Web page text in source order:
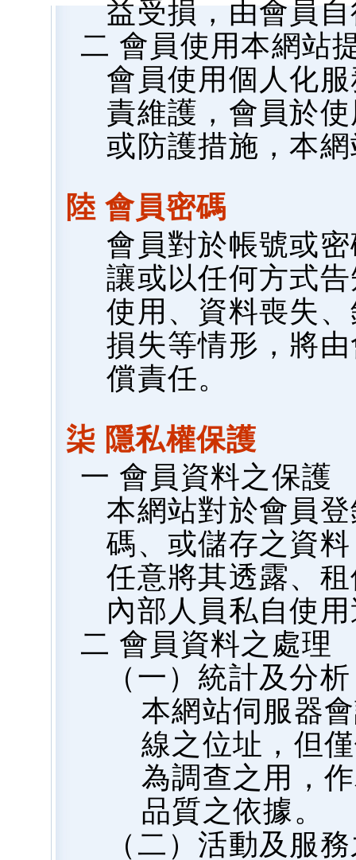
益受損，由會員
二 會員使用本網站
會員使用個人化
責維護，會員於
或防護措施，本
陸 會員密碼
會員對於帳號或
讓或以任何方式
使用、資料喪失
損失等情形，將
償責任。
柒 隱私權保護
一 會員資料之保護
本網站對於會員
碼、或儲存之資
任意將其透露、
內部人員私自使
二 會員資料之處理
（一）統計及分析
本網站伺服器
線之位址，但
為調查之用，
品質之依據。
（二）活動及服